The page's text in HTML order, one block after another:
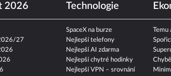
2026
27
Technologie
SpaceX na burze
Nejlepší telefony
Nejlepší AI zdarma
Nejlepší chytré hodinky
Nejlepší VPN – srovnání
Temu